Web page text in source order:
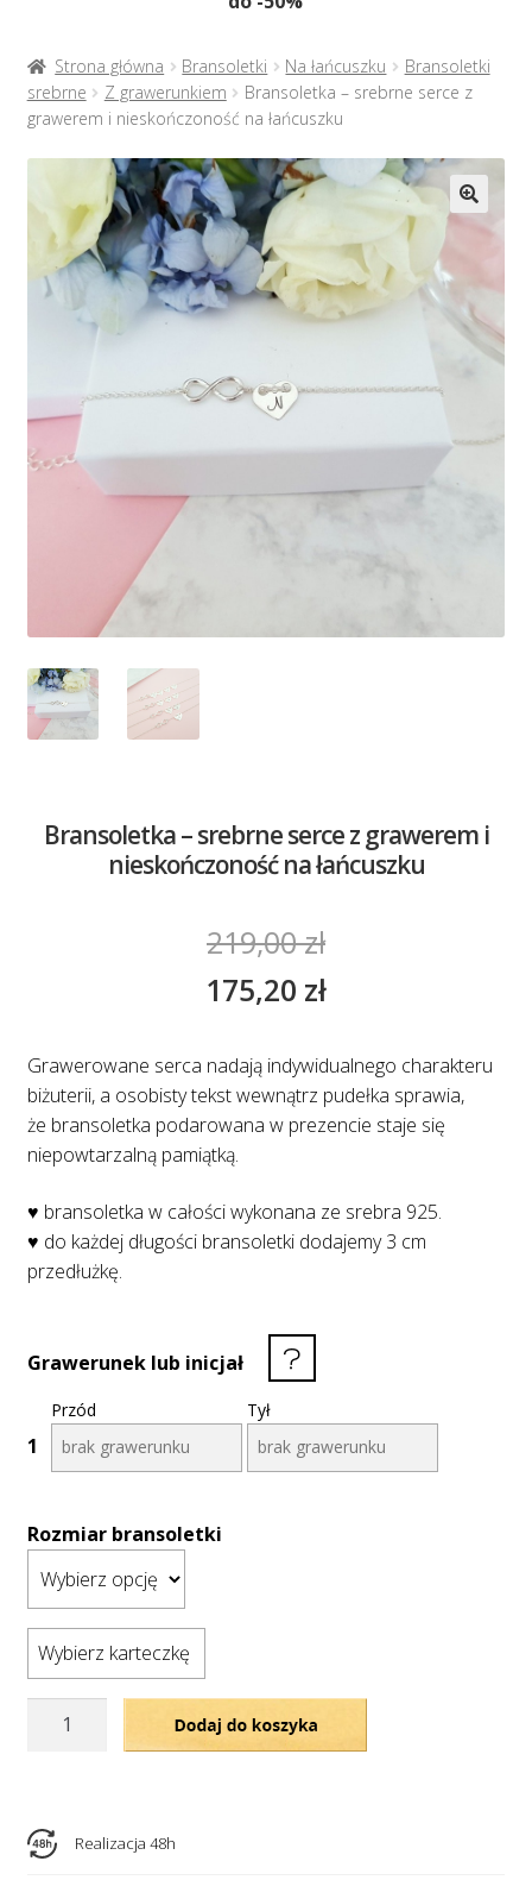
Bransoletki
Rozwiń
menu
Na prezent
menu
Strona główna Bransoletki Na łańcuszku
Bransoletki
srebrne
Z grawerunkiem
Bransoletka – srebrne serce z
grawerem i nieskończoność na łańcuszku
Bransoletka – srebrne serce z grawerem i
nieskończoność na łańcuszku
219,00zł
175,20 zł
Grawerowane serca nadają indywidualnego charakteru
biżuterii, a osobisty tekst wewnątrz pudełka sprawia,
że bransoletka podarowana w prezencie staje się
niepowtarzalną pamiątką.
♥ bransoletka w całości wykonana ze srebra 925.
♥ do każdej długości bransoletki dodajemy 3 cm
przedłużkę.
Grawerunek lub inicjał
1
Przód Tył
Rozmiar bransoletki
Wybierz karteczkę
serce
z
Dodaj do koszyka
Realizacja 48h